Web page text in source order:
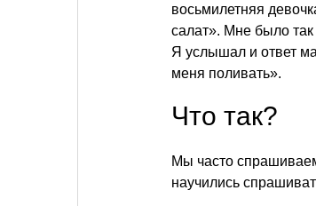
восьмилетняя
салат». Мне было так
Я услышал и ответ
меня поливать».
Что так?
Мы часто
научились